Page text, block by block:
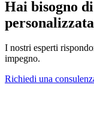
Hai bisogno
I nostri esperti
impegno.
Richiedi una